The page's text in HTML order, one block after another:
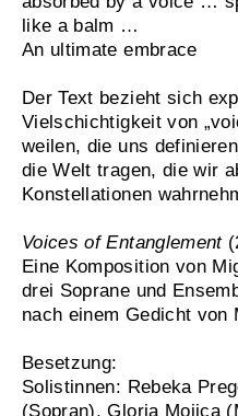
like a balm …
An ultimate embrace
Der Text bezieht sich
Vielschichtigkeit von
weilen, die uns
die Welt tragen, die wir
Konstellationen
Voices of Entanglement
Eine Komposition von
drei Soprane und
nach einem Gedicht von
Besetzung:
Solistinnen: Rebeka
(Sopran), Gloria Mojica